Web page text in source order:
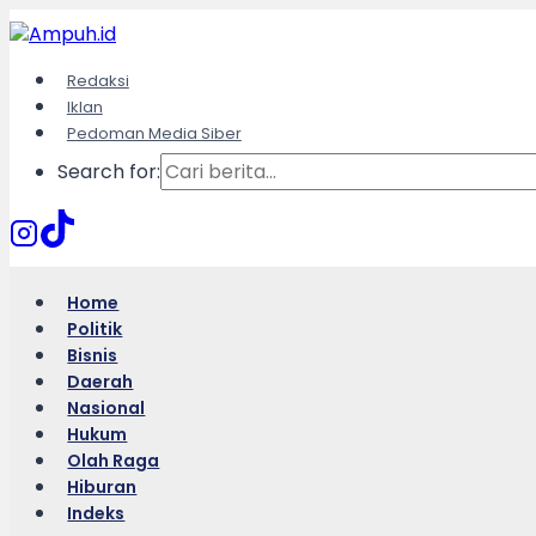
Skip
to
contentRedaksi
Iklan
Pedoman Media Siber
Search for:
Home
Politik
Bisnis
Daerah
Nasional
Hukum
Olah Raga
Hiburan
Indeks